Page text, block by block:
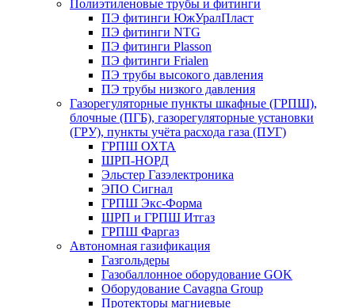
Полиэтиленовые трубы и фитинги
ПЭ фитинги ЮжУралПласт
ПЭ фитинги NTG
ПЭ фитинги Plasson
ПЭ фитинги Frialen
ПЭ трубы высокого давления
ПЭ трубы низкого давления
Газорегуляторные пункты шкафные (ГРПШ),
блочные (ПГБ), газорегуляторные установки
(ГРУ), пункты учёта расхода газа (ПУГ)
ГРПШ ОХТА
ШРП-НОРД
Эльстер Газэлектроника
ЭПО Сигнал
ГРПШ Экс-Форма
ШРП и ГРПШ Итгаз
ГРПШ Фаргаз
Автономная газификация
Газгольдеры
Газобаллонное оборудование GOK
Оборудование Cavagna Group
Протекторы магниевые